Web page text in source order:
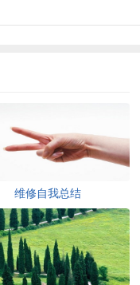
维修自我总结